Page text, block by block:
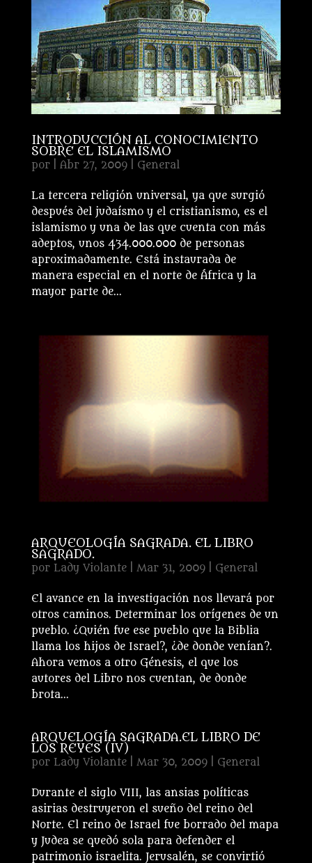
INTRODUCCIÓN AL CONOCIMIENTO
SOBRE EL ISLAMISMO
por Abr 27, 2009| General
La tercera religión universal, ya que surgió
después del judaísmo y el cristianismo, es el
islamismo y una de las que cuenta con más
adeptos, unos 434.000.000 de personas
aproximadamente. Está instaurada de
manera especial en el norte de África y la
mayor parte de...
ARQUEOLOGÍA SAGRADA. EL LIBRO
SAGRADO.
por Lady Violante| Mar 31, 2009| General
El avance en la investigación nos llevará por
otros caminos. Determinar los orígenes de un
pueblo. ¿Quién fue ese pueblo que la Biblia
llama los hijos de Israel?, ¿de donde venían?.
Ahora vemos a otro Génesis, el que los
autores del Libro nos cuentan, de donde
brota...
ARQUELOGÍA SAGRADA.EL LIBRO DE
LOS REYES (IV)
por Lady Violante| Mar 30, 2009| General
Durante el siglo VIII, las ansias políticas
asirias destruyeron el sueño del reino del
Norte. El reino de Israel fue borrado del mapa
y Judea se quedó sola para defender el
patrimonio israelita. Jerusalén, se convirtió